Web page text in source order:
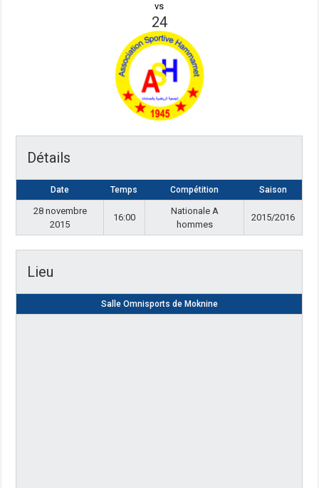
vs
24
Détails
Date Temps Compétition Saison
28 novembre
2015
16:00
Nationale A
hommes
2015/2016
Lieu
Salle Omnisports de Moknine